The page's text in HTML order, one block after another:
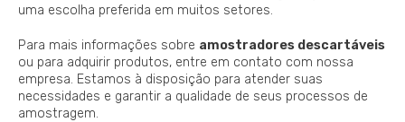
uma escolha preferida em muitos setores.
Para mais informações sobre amostradores descartáveis
ou para adquirir produtos, entre em contato com nossa
empresa. Estamos à disposição para atender suas
necessidades e garantir a qualidade de seus processos de
amostragem.